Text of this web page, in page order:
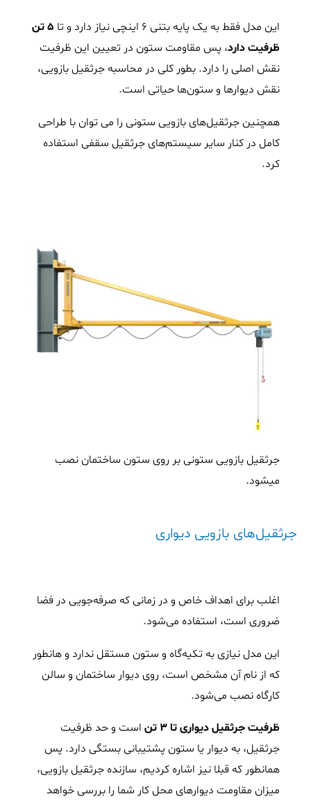
این مدل فقط به یک پایه بتنی 6 اینچی نیاز دارد و تا
5 تن
ظرفیت دارد، پس مقاومت ستون در تعیین این ظرفیت
نقش اصلی را دارد. بطور کلی در محاسبه جرثقیل‌ بازویی،
نقش دیوارها و ستون‌ها حیاتی است.
همچنین جرثقیل‌های بازویی ستونی را می توان با طراحی
کامل در کنار سایر سیستم‌های جرثقیل سقفی استفاده
کرد.
جرثقیل بازویی ستونی بر روی ستون ساختمان نصب
میشود.
جرثقیل‌های بازویی دیواری
اغلب برای اهداف خاص و در زمانی که صرفه‌جویی در فضا
ضروری است، استفاده می‌شود.
این مدل نیازی به تکیه‌گاه و ستون مستقل ندارد و هانطور
که از نام آن مشخص است، روی دیوار ساختمان و سالن
کارگاه نصب می‌شود.
ظرفیت جرثقیل دیواری تا 3 تن
است و حد ظرفیت
جرثقیل، به دیوار یا ستون پشتیبانی بستگی دارد. پس
همانطور که قبلا نیز اشاره کردیم، سازنده جرثقیل بازویی،
میزان مقاومت دیوارهای محل کار شما را بررسی خواهد